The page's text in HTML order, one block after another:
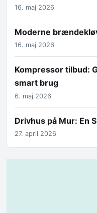
16. maj 2026
Moderne
16. maj 2026
Kompressor tilbud:
smart brug
6. maj 2026
Drivhus på Mur: En
27. april 2026